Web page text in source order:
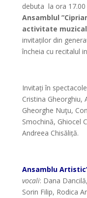
debuta la ora
Ansamblul
activitate
invitaților din
încheia cu recitalul
Invitați în
Cristina Gheorghiu,
Gheorghe Nuţu,
Smochină, Ghiocel
Andreea Chisăliță.
Ansamblu
vocali: Dana
Sorin Filip, Rodica